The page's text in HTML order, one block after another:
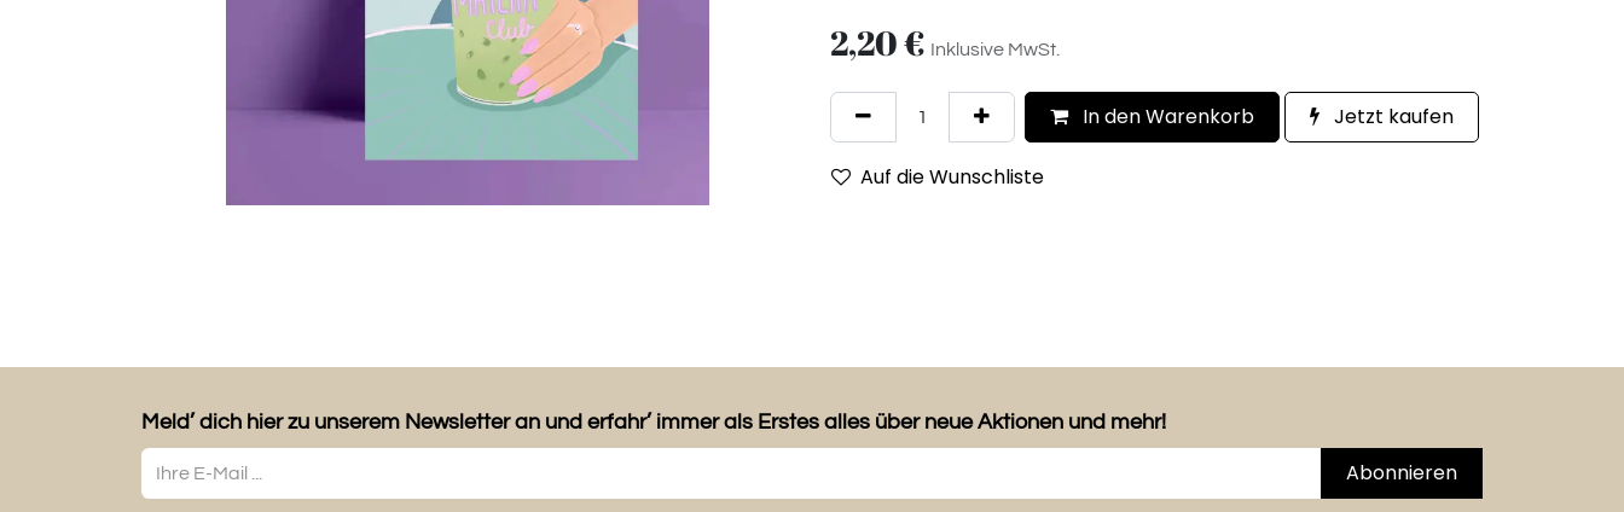
2,20€ Inklusive MwSt.
In den Warenkorb Jetzt kaufen
Auf die Wunschliste
Meld’ dich hier zu unserem Newsletter an und erfahr’ immer als Erstes alles über neue Aktionen und mehr!
Abonnieren